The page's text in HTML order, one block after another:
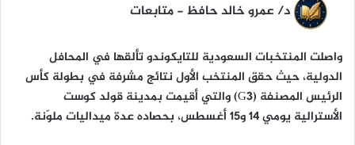
د/ عمرو خالد حافظ - متابعات
واصلت المنتخبات السعودية للتايكوندو تألقها في المحافل
الدولية، حيث حقق المنتخب الأول نتائج مشرفة في بطولة كأس
الرئيس المصنفة (G3) والتي أقيمت بمدينة قولد كوست
الأسترالية يومي 14 و15 أغسطس، بحصاده عدة ميداليات ملوّنة.